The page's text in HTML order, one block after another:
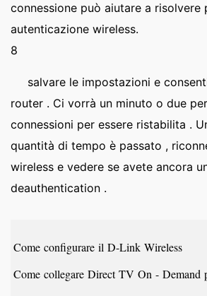
connessione può aiutare a
autenticazione wireless.
8
salvare le impostazioni e
router . Ci vorrà un minuto o due
connessioni per essere ristabilita .
quantità di tempo è passato ,
wireless e vedere se avete ancora
deauthentication .
Come configurare il D-Link Wireless
Come collegare Direct TV On -